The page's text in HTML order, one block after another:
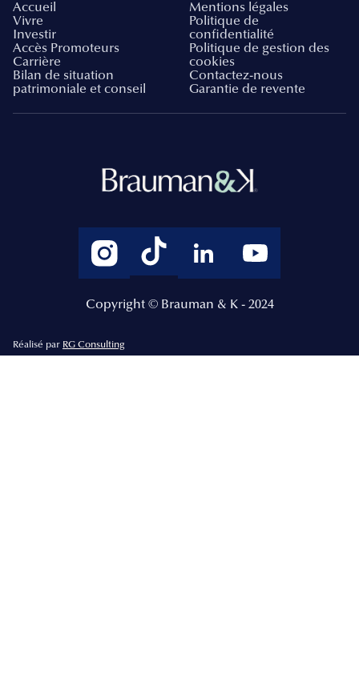
Accueil
Vivre
Investir
Accès Promoteurs
Carrière
Bilan de situation
patrimoniale et conseil
Mentions légales
Politique de
confidentialité
Politique de gestion des
cookies
Contactez-nous
Garantie de revente
Copyright © Brauman & K - 2024
Réalisé par RG Consulting